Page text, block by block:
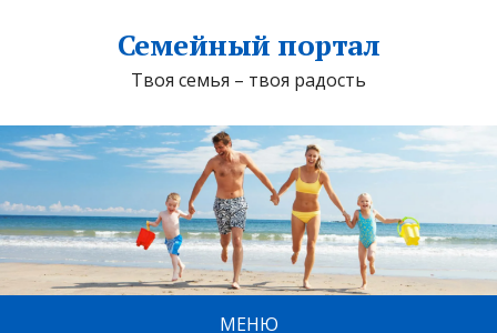
Семейный портал
Твоя семья – твоя радость
МЕНЮ